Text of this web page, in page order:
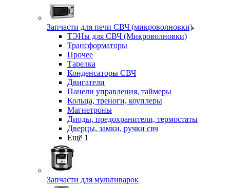
Запчасти для печи СВЧ (микроволновки)
ТЭНы для СВЧ (Микроволновки)
Трансформаторы
Прочее
Тарелка
Конденсаторы СВЧ
Двигатели
Панели управления, таймеры
Кольца, треноги, коуплеры
Магнетроны
Диоды, предохранители, термостаты
Дверцы, замки, ручки свч
Ещё 1
Запчасти для мультиварок